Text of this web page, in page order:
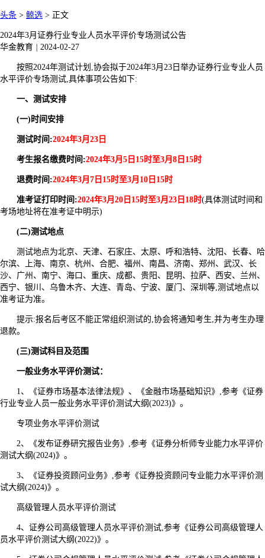
头条 > 鲸选 > 正文
2024年3月证券行业专业人员水平评价专场测试公告
华金教育
2024-02-27
按照2024年测试计划,协会拟于2024年3月23日举办证券行业专业人员
水平评价专场测试,具体事项公告如下:
一、测试安排
(一)时间安排
测试时间:2024年3月23日
考生报名缴费时间:2024年3月5日15时至3月8日15时
退费时间:2024年3月7日15时至3月10日15时
准考证打印时间:2024年3月20日15时至3月23日18时(具体测试时间和
考场地址将在准考证中明示)
(二)测试地点
测试地点为北京、天津、石家庄、太原、呼和浩特、沈阳、长春、哈
尔滨、上海、南京、杭州、合肥、福州、南昌、济南、郑州、武汉、长
沙、广州、南宁、海口、重庆、成都、贵阳、昆明、拉萨、西安、兰州、
西宁、银川、乌鲁木齐、大连、青岛、宁波、厦门、深圳等,测试地点以
准考证为准。
提示:报名后考区不能正常组织测试的,协会将通知考生,并为考生办理
退款。
(三)测试科目及范围
一般业务水平评价测试：
1、《证券市场基本法律法规》、《金融市场基础知识》,参考《证券
行业专业人员一般业务水平评价测试大纲(2023)》。
专项业务水平评价测试
2、《发布证券研究报告业务》,参考《证券分析师专业能力水平评价
测试大纲(2024)》。
3、《证券投资顾问业务》,参考《证券投资顾问专业能力水平评价测
试大纲(2024)》。
高级管理人员水平评价测试
4、证券公司高级管理人员水平评价测试,参考《证券公司高级管理人
员水平评价测试大纲(2022)》。